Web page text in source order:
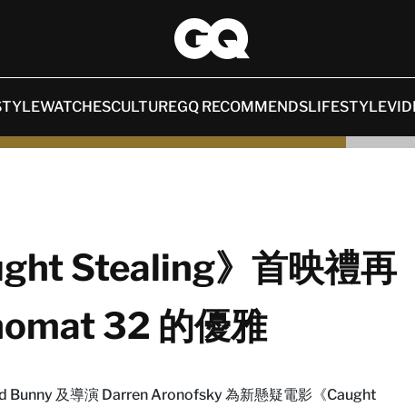
WATCHESCULTUREGQ RECOMMENDSLIFESTYLE
Stealing》首映禮再
32 的優雅
Bunny 及導演 Darren Aronofsky 為新懸疑電影《Caught